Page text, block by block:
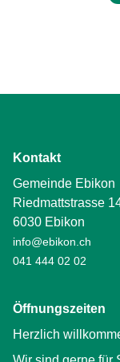
Kontakt
Gemeinde Ebikon
Riedmattstrasse
6030 Ebikon
info@ebikon.ch
041 444 02 02
Öffnungszeiten
Herzlich